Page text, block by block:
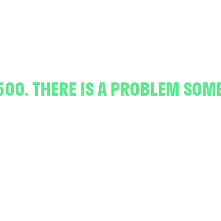
THERE IS A PROBLEM